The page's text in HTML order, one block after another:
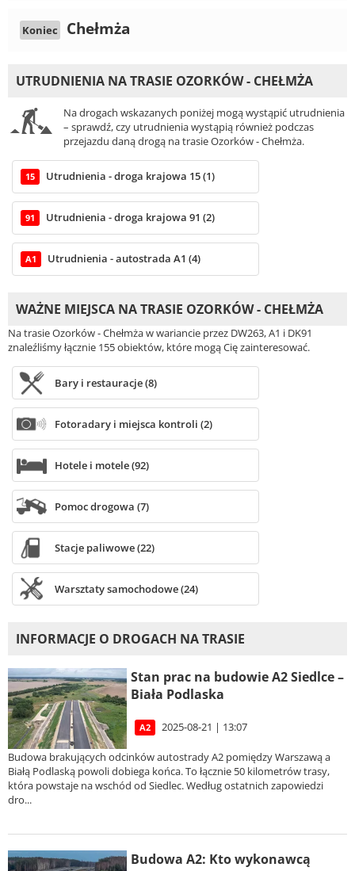
Koniec Chełmża
UTRUDNIENIA NA TRASIE OZORKÓW - CHEŁMŻA
Na drogach wskazanych poniżej mogą wystąpić utrudnienia
– sprawdź, czy utrudnienia wystąpią również podczas
przejazdu daną drogą na trasie Ozorków - Chełmża.
15 Utrudnienia - droga krajowa 15 (1)
91 Utrudnienia - droga krajowa 91 (2)
A1 Utrudnienia - autostrada A1 (4)
WAŻNE MIEJSCA NA TRASIE OZORKÓW - CHEŁMŻA
Na trasie Ozorków - Chełmża w wariancie przez DW263, A1 i DK91
znaleźliśmy łącznie 155 obiektów, które mogą Cię zainteresować.
Bary i restauracje (8)
Fotoradary i miejsca kontroli (2)
Hotele i motele (92)
Pomoc drogowa (7)
Stacje paliwowe (22)
Warsztaty samochodowe (24)
INFORMACJE O DROGACH NA TRASIE
Stan prac na budowie A2 Siedlce –
Biała Podlaska
A2 2025-08-21 | 13:07
Budowa brakujących odcinków autostrady A2 pomiędzy Warszawą a
Białą Podlaską powoli dobiega końca. To łącznie 50 kilometrów trasy,
która powstaje na wschód od Siedlec. Według ostatnich zapowiedzi
dro...
Budowa A2: Kto wykonawcą